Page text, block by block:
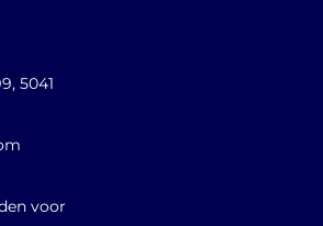
5041
voor